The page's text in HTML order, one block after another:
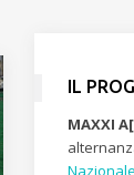
IL
MAXXI